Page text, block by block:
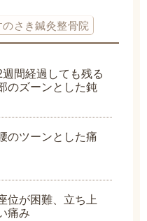
のさき鍼灸整骨院
間経過しても残る
のズーンとした鈍
のツーンとした痛
位が困難、立ち上
痛み